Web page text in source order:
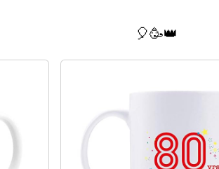
🎈🥳👑